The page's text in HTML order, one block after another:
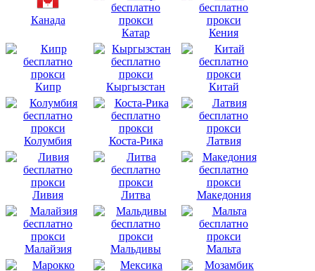
Канада
Катар
Кения
Кипр Кыргызстан Китай
Колумбия Коста-Рика Латвия
Ливия Литва Македония
Малайзия Мальдивы Мальта